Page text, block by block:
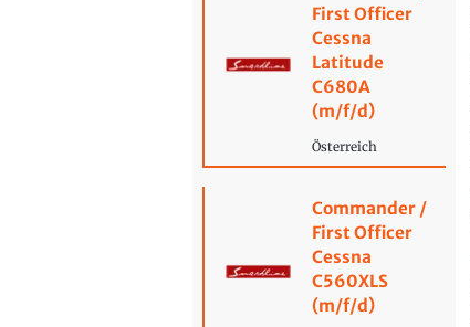
First Officer
Cessna
Latitude
C680A
(m/f/d)
Österreich
Commander /
First Officer
Cessna
C560XLS
(m/f/d)